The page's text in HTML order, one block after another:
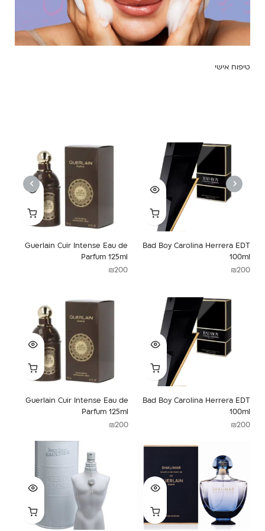
טיפוח אישי
PREVIOUS
Bad Boy Carolina Herrera EDT
100ml
₪200
Guerlain Cuir Intense Eau de
Parfum 125ml
₪200
VIEW COLLECTIONS
Cinderella
קולקציות מיוחדות
איכותי אך שווה
עד 70%
הנחה
Bad Boy Carolina Herrera EDT
100ml
₪200
Guerlain Cuir Intense Eau de
Parfum 125ml
₪200